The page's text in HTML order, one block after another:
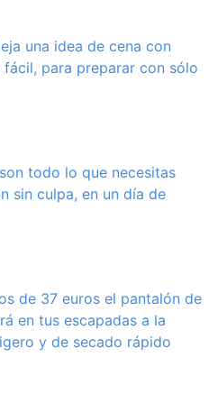
una idea de cena con
para preparar con sólo
todo lo que necesitas
sin culpa, en un día de
de 37 euros el pantalón de
en tus escapadas a la
y de secado rápido